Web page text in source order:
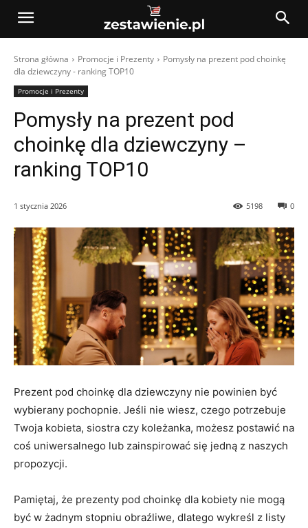
Strona główna Promocje i Prezenty
Pomysły na prezent pod choinkę
dla dziewczyny - ranking TOP10
Promocje i Prezenty
Pomysły na prezent pod
choinkę dla dziewczyny –
ranking TOP10
1 stycznia 2026 0
5198
Prezent pod choinkę dla dziewczyny nie powinien być
wybierany pochopnie. Jeśli nie wiesz, czego potrzebuje
Twoja kobieta, siostra czy koleżanka, możesz postawić na
coś uniwersalnego lub zainspirować się jedną z naszych
propozycji.
Pamiętaj, że prezenty pod choinkę dla kobiety nie mogą
być w żadnym stopniu obraźliwe, dlatego wykreśl z listy